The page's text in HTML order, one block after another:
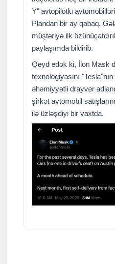
Y" avtopilotlu
Plandan bir ay qabaq.
müştəriyə ilk
paylaşımda bildirib.
Qeyd edək ki, İlon Mask
texnologiyasını
əhəmiyyətli drayver
şirkət avtomobil
ilə üzləşdiyi bir vaxtda.